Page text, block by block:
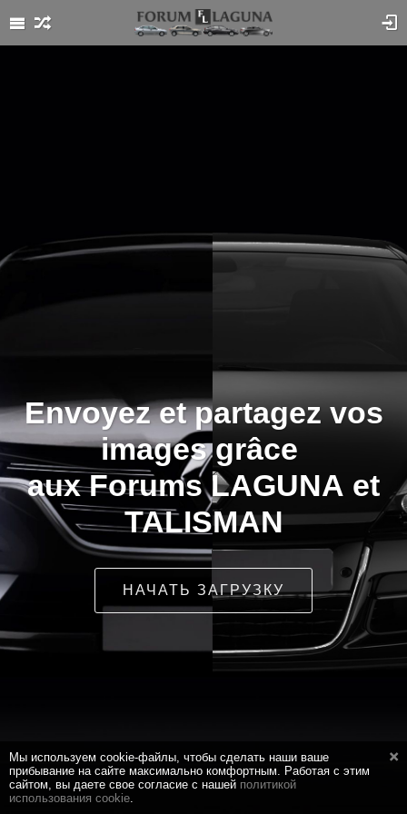
Envoyez et partagez vos
images grâce
aux Forums LAGUNA et
TALISMAN
НАЧАТЬ ЗАГРУЗКУ
Мы используем cookie-файлы, чтобы сделать наши ваше
прибывание на сайте максимально комфортным. Работая с этим
сайтом, вы даете свое согласие с нашей политикой
использования cookie.